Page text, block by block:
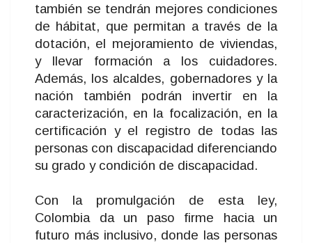
también se tendrán mejores condiciones
de hábitat, que permitan a través de la
dotación, el mejoramiento de viviendas,
y llevar formación a los cuidadores.
Además, los alcaldes, gobernadores y la
nación también podrán invertir en la
caracterización, en la focalización, en la
certificación y el registro de todas las
personas con discapacidad diferenciando
su grado y condición de discapacidad.
Con la promulgación de esta ley,
Colombia da un paso firme hacia un
futuro más inclusivo, donde las personas